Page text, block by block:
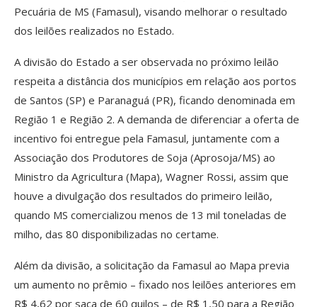
Pecuária de MS (Famasul), visando melhorar o resultado
dos leilões realizados no Estado.
A divisão do Estado a ser observada no próximo leilão
respeita a distância dos municípios em relação aos portos
de Santos (SP) e Paranaguá (PR), ficando denominada em
Região 1 e Região 2. A demanda de diferenciar a oferta de
incentivo foi entregue pela Famasul, juntamente com a
Associação dos Produtores de Soja (Aprosoja/MS) ao
Ministro da Agricultura (Mapa), Wagner Rossi, assim que
houve a divulgação dos resultados do primeiro leilão,
quando MS comercializou menos de 13 mil toneladas de
milho, das 80 disponibilizadas no certame.
Além da divisão, a solicitação da Famasul ao Mapa previa
um aumento no prêmio – fixado nos leilões anteriores em
R$ 4,62 por saca de 60 quilos – de R$ 1,50 para a Região